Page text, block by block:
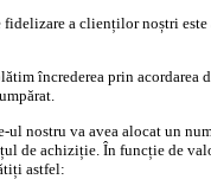
fidelizare a clienților noștri
încrederea prin acordarea
ul nostru va avea alocat un
de achiziție. În funcție de
astfel: